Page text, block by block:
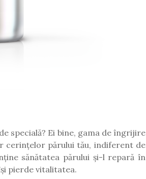
specială? Ei bine, gama de îngrijire
cerințelor părului tău, indiferent de
sănătatea părului și-l repară în
pierde vitalitatea.